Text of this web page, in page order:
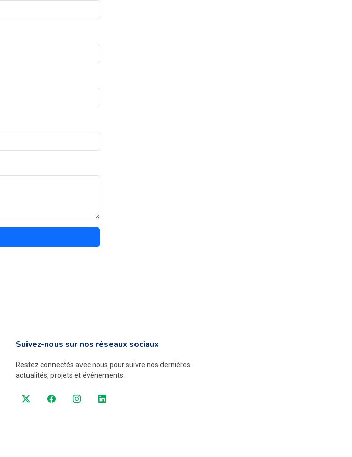
Suivez-nous sur nos réseaux sociaux
Restez connectés avec nous pour suivre nos dernières
actualités, projets et événements.